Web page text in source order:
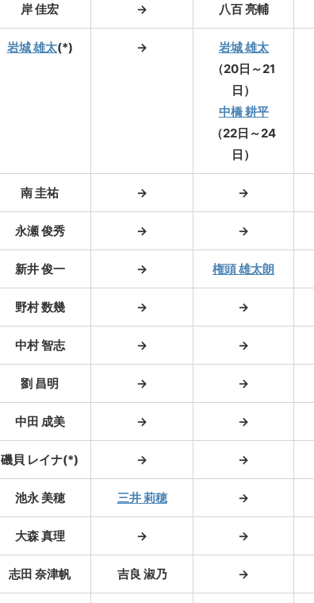
岸 佳宏 → 八百 亮輔
岩城 雄太(*) →
岩城 雄太
（20日～21
日）
中橋 耕平
（22日～24
日）
南 圭祐 → →
永瀬 俊秀 → →
新井 俊一 → 権頭 雄太朗
野村 数幾 → →
中村 智志 → →
劉 昌明 → →
中田 成美 → →
磯貝 レイナ(*) → →
池永 美穂 三井 莉穂 →
大森 真理 → →
志田 奈津帆 吉良 淑乃 →